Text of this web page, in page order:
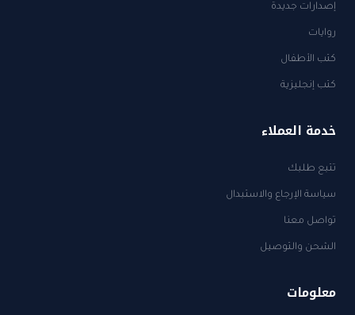
إصدارات جديدة
روايات
كتب الأطفال
كتب إنجليزية
خدمة العملاء
تتبع طلبك
سياسة الإرجاع والاستبدال
تواصل معنا
الشحن والتوصيل
معلومات